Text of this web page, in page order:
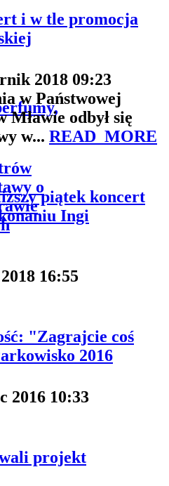
o
i w tle promocja
2018 09:23
w Państwowej
Mławie odbył się
w... READ_MORE
piątek koncert
Ingi
16:55
"Zagrajcie coś
2016
2016 10:33
projekt